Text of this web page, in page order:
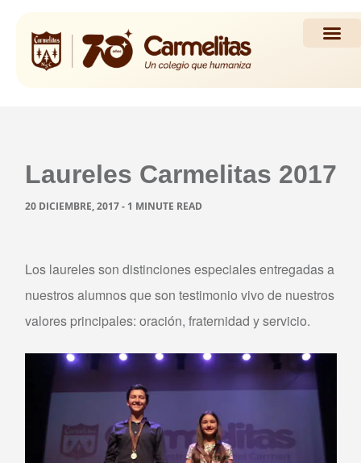
Laureles Carmelitas 2017
20 DICIEMBRE, 2017 - 1 MINUTE READ
Los laureles son distinciones especiales entregadas a
nuestros alumnos que son testimonio vivo de nuestros
valores principales: oración, fraternidad y servicio.